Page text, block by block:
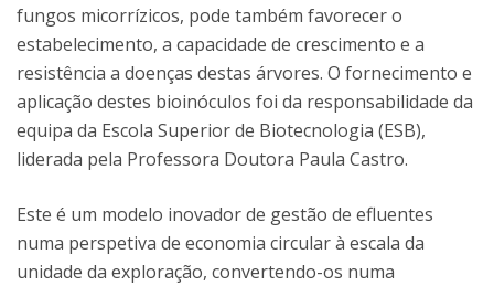
fungos micorrízicos, pode também favorecer o
estabelecimento, a capacidade de crescimento e a
resistência a doenças destas árvores. O fornecimento e
aplicação destes bioinóculos foi da responsabilidade da
equipa da Escola Superior de Biotecnologia (ESB),
liderada pela Professora Doutora Paula Castro.
Este é um modelo inovador de gestão de efluentes
numa perspetiva de economia circular à escala da
unidade da exploração, convertendo-os numa